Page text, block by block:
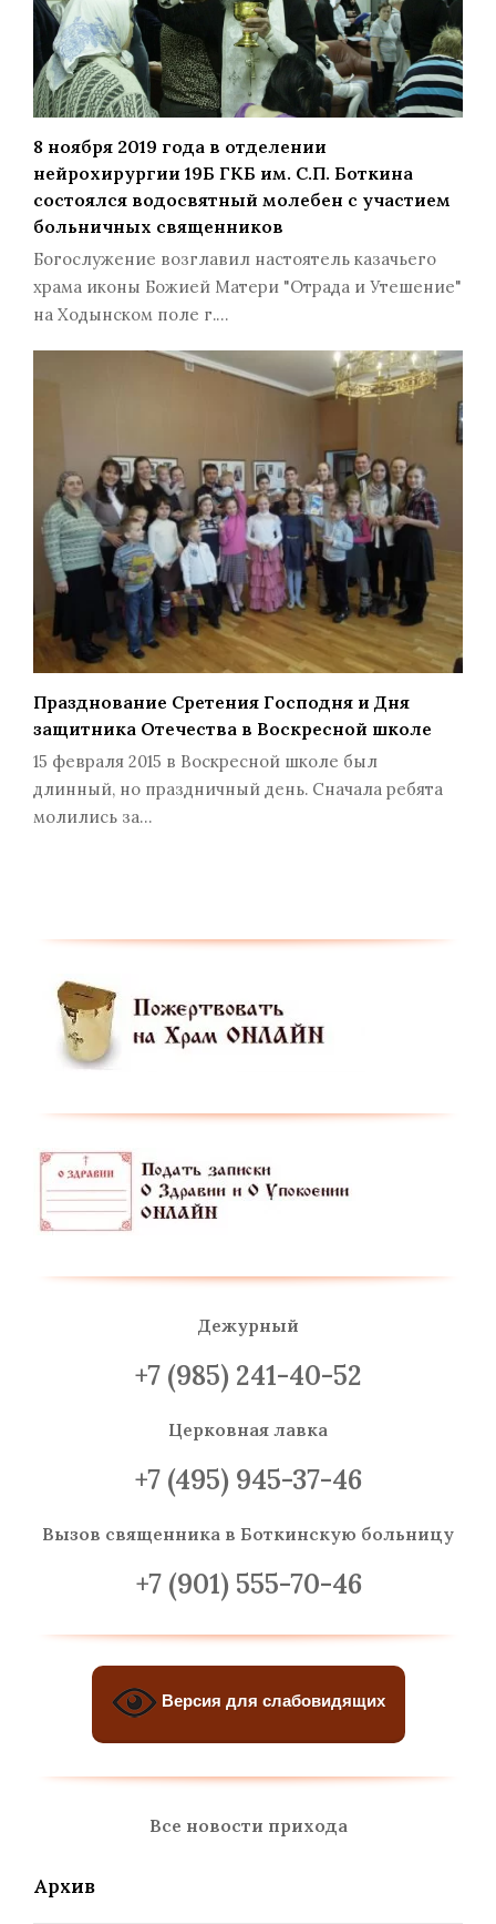
8 ноября 2019 года в отделении
нейрохирургии 19Б ГКБ им. С.П. Боткина
состоялся водосвятный молебен с участием
больничных священников
Богослужение возглавил настоятель казачьего
храма иконы Божией Матери "Отрада и Утешение"
на Ходынском поле г.…
Празднование Сретения Господня и Дня
защитника Отечества в Воскресной школе
15 февраля 2015 в Воскресной школе был
длинный, но праздничный день. Сначала ребята
молились за…
Дежурный
+7 (985) 241-40-52
Церковная лавка
+7 (495) 945-37-46
Вызов священника в Боткинскую больницу
+7 (901) 555-70-46
Версия для слабовидящих
Все новости прихода
Архив